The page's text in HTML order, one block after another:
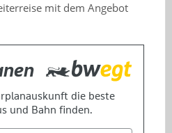
mit dem Angebot